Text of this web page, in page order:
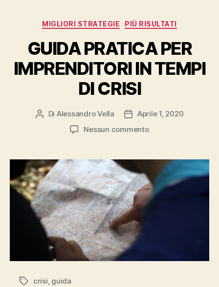
Categorie
MIGLIORI STRATEGIE PIÙ RISULTATI
GUIDA PRATICA PER
IMPRENDITORI IN TEMPI
DI CRISI
Autore
Di Alessandro Vella
DataAprile 1, 2020
Nessun commentosu
PER
IMPRENDITORI
IN
TEMPI
DI
Tag crisi, guida